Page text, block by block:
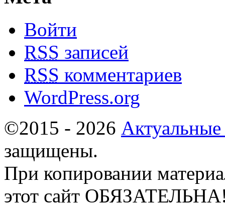
Войти
RSS записей
RSS комментариев
WordPress.org
©2015 - 2026
защищены.
При копировании
этот сайт